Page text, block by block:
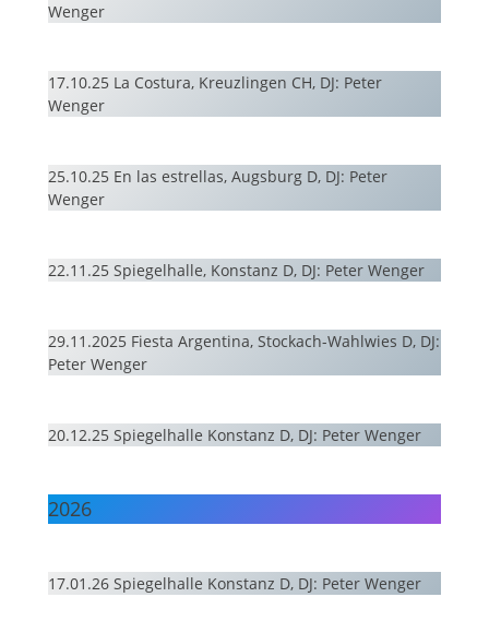
Wenger
17.10.25 La Costura, Kreuzlingen CH, DJ: Peter
Wenger
25.10.25 En las estrellas, Augsburg D, DJ: Peter
Wenger
22.11.25 Spiegelhalle, Konstanz D, DJ: Peter Wenger
29.11.2025 Fiesta Argentina, Stockach-Wahlwies D, DJ:
Peter Wenger
20.12.25 Spiegelhalle Konstanz D, DJ: Peter Wenger
2026
17.01.26 Spiegelhalle Konstanz D, DJ: Peter Wenger